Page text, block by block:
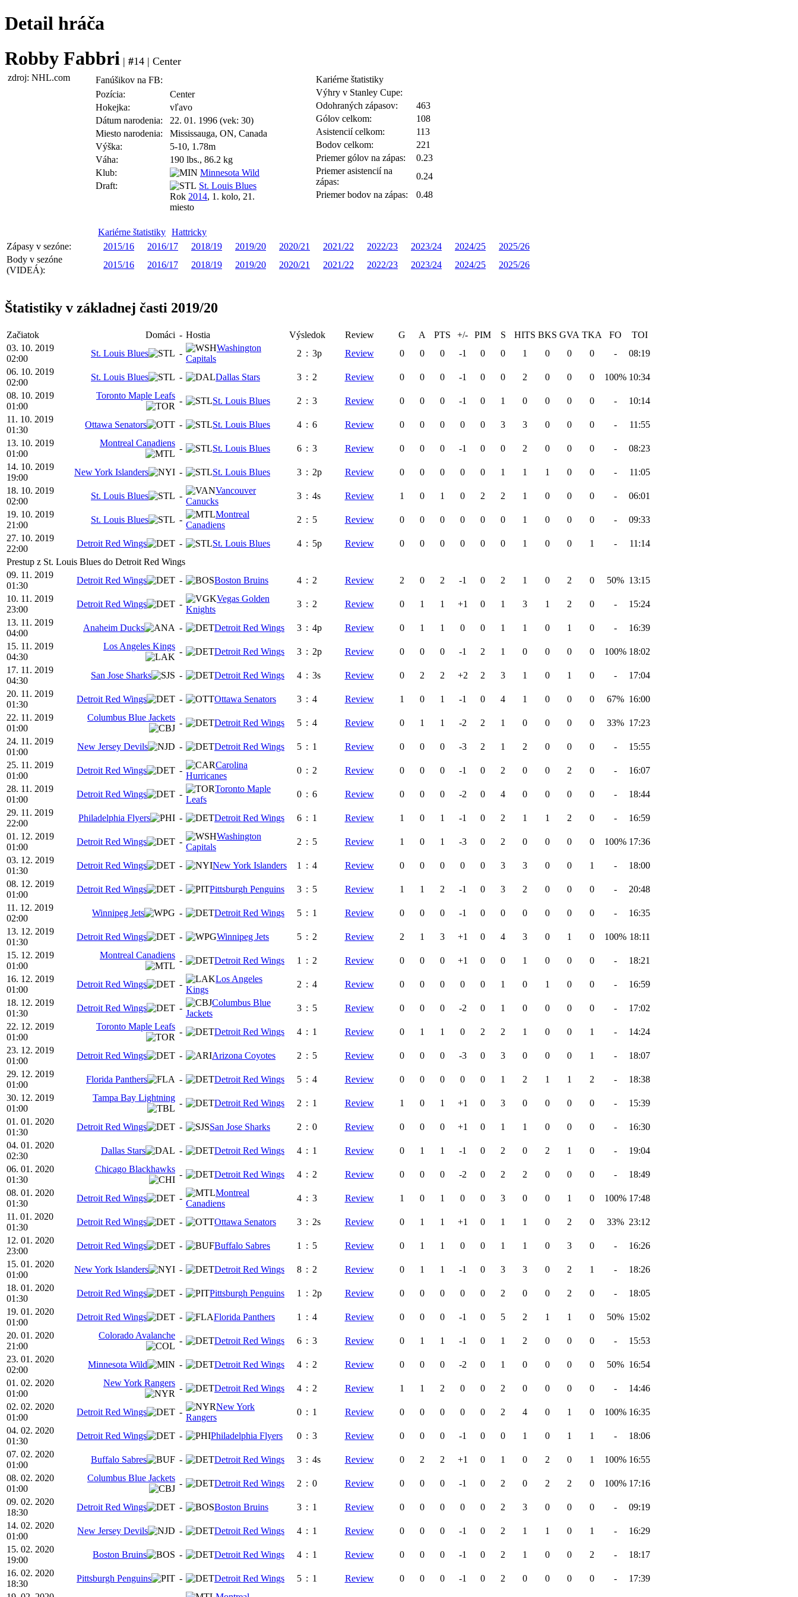
Detail hráča
Robby Fabbri | #14 | Center
zdroj: NHL.com
Fanúšikov na FB:
Pozícia:
Center
Hokejka:
vľavo
Dátum narodenia:
22. 01. 1996 (vek: 30)
Miesto narodenia:
Mississauga, ON, Canada
Výška:
5-10, 1.78m
Váha:
190 lbs., 86.2 kg
Klub:
Minnesota Wild
Draft:
St. Louis Blues
Rok 2014, 1. kolo, 21.
miesto
Kariérne štatistiky
Výhry v Stanley Cupe:
Odohraných zápasov:
463
Gólov celkom:
108
Asistencií celkom:
113
Bodov celkom:
221
Priemer gólov na zápas:
0.23
Priemer asistencií na
zápas:
0.24
Priemer bodov na zápas:
0.48
Kariérne štatistiky Hattricky
Zápasy v sezóne:
2015/16 2016/17 2018/19 2019/20 2020/21 2021/22 2022/23 2023/24 2024/25
2025/26
Body v sezóne
(VIDEÁ):
2015/16 2016/17 2018/19 2019/20 2020/21 2021/22 2022/23 2023/24 2024/25 2025/26
Štatistiky v základnej časti 2019/20
Začiatok Domáci - Hostia Výsledok Review G A PTS +/- PIM S HITS BKS GVA TKA FO
TOI
03. 10. 2019
02:00
St. Louis Blues -
Washington
Capitals
2 : 3p Review 0 0 0 -1 0 0 1 0 0 0 -
08:19
06. 10. 2019
02:00
St. Louis Blues - Dallas Stars 3 : 2 Review 0 0 0 -1 0 0 2 0 0 0 100% 10:34
08. 10. 2019
01:00
Toronto Maple Leafs
- St. Louis Blues 2 : 3 Review 0 0 0 -1 0 1 0 0 0 0 -
10:14
11. 10. 2019
01:30
Ottawa Senators - St. Louis Blues 4 : 6 Review 0 0 0 0 0 3 3 0 0 0 -
11:55
13. 10. 2019
01:00
Montreal Canadiens
- St. Louis Blues 6 : 3 Review 0 0 0 -1 0 0 2 0 0 0 -
08:23
14. 10. 2019
19:00
New York Islanders - St. Louis Blues 3 : 2p Review 0 0 0 0 0 1 1 1 0 0 -
11:05
18. 10. 2019
02:00
St. Louis Blues -
Vancouver
Canucks
3 : 4s Review 1 0 1 0 2 2 1 0 0 0 -
06:01
19. 10. 2019
21:00
St. Louis Blues -
Montreal
Canadiens
2 : 5 Review 0 0 0 0 0 0 1 0 0 0 -
09:33
27. 10. 2019
22:00
Detroit Red Wings - St. Louis Blues 4 : 5p Review 0 0 0 0 0 0 1 0 0 1 -
11:14
Prestup z St. Louis Blues do Detroit Red Wings
09. 11. 2019
01:30
Detroit Red Wings - Boston Bruins 4 : 2 Review 2 0 2 -1 0 2 1 0 2 0 50% 13:15
10. 11. 2019
23:00
Detroit Red Wings -
Vegas Golden
Knights
3 : 2 Review 0 1 1 +1 0 1 3 1 2 0 -
15:24
13. 11. 2019
04:00
Anaheim Ducks - Detroit Red Wings 3 : 4p Review 0 1 1 0 0 1 1 0 1 0 -
16:39
15. 11. 2019
04:30
Los Angeles Kings
- Detroit Red Wings 3 : 2p Review 0 0 0 -1 2 1 0 0 0 0 100% 18:02
17. 11. 2019
04:30
San Jose Sharks - Detroit Red Wings 4 : 3s Review 0 2 2 +2 2 3 1 0 1 0 -
17:04
20. 11. 2019
01:30
Detroit Red Wings - Ottawa Senators 3 : 4 Review 1 0 1 -1 0 4 1 0 0 0 67% 16:00
22. 11. 2019
01:00
Columbus Blue Jackets
- Detroit Red Wings 5 : 4 Review 0 1 1 -2 2 1 0 0 0 0 33% 17:23
24. 11. 2019
01:00
New Jersey Devils - Detroit Red Wings 5 : 1 Review 0 0 0 -3 2 1 2 0 0 0 -
15:55
25. 11. 2019
01:00
Detroit Red Wings -
Carolina
Hurricanes
0 : 2 Review 0 0 0 -1 0 2 0 0 2 0 -
16:07
28. 11. 2019
01:00
Detroit Red Wings -
Toronto Maple
Leafs
0 : 6 Review 0 0 0 -2 0 4 0 0 0 0 -
18:44
29. 11. 2019
22:00
Philadelphia Flyers - Detroit Red Wings 6 : 1 Review 1 0 1 -1 0 2 1 1 2 0 -
16:59
01. 12. 2019
01:00
Detroit Red Wings -
Washington
Capitals
2 : 5 Review 1 0 1 -3 0 2 0 0 0 0 100% 17:36
03. 12. 2019
01:30
Detroit Red Wings - New York Islanders 1 : 4 Review 0 0 0 0 0 3 3 0 0 1 -
18:00
08. 12. 2019
01:00
Detroit Red Wings - Pittsburgh Penguins 3 : 5 Review 1 1 2 -1 0 3 2 0 0 0 -
20:48
11. 12. 2019
02:00
Winnipeg Jets - Detroit Red Wings 5 : 1 Review 0 0 0 -1 0 0 0 0 0 0 -
16:35
13. 12. 2019
01:30
Detroit Red Wings - Winnipeg Jets 5 : 2 Review 2 1 3 +1 0 4 3 0 1 0 100% 18:11
15. 12. 2019
01:00
Montreal Canadiens
- Detroit Red Wings 1 : 2 Review 0 0 0 +1 0 0 1 0 0 0 -
18:21
16. 12. 2019
01:00
Detroit Red Wings -
Los Angeles
Kings
2 : 4 Review 0 0 0 0 0 1 0 1 0 0 -
16:59
18. 12. 2019
01:30
Detroit Red Wings -
Columbus Blue
Jackets
3 : 5 Review 0 0 0 -2 0 1 0 0 0 0 -
17:02
22. 12. 2019
01:00
Toronto Maple Leafs
- Detroit Red Wings 4 : 1 Review 0 1 1 0 2 2 1 0 0 1 -
14:24
23. 12. 2019
01:00
Detroit Red Wings - Arizona Coyotes 2 : 5 Review 0 0 0 -3 0 3 0 0 0 1 -
18:07
29. 12. 2019
01:00
Florida Panthers - Detroit Red Wings 5 : 4 Review 0 0 0 0 0 1 2 1 1 2 -
18:38
30. 12. 2019
01:00
Tampa Bay Lightning
- Detroit Red Wings 2 : 1 Review 1 0 1 +1 0 3 0 0 0 0 -
15:39
01. 01. 2020
01:30
Detroit Red Wings - San Jose Sharks 2 : 0 Review 0 0 0 +1 0 1 1 0 0 0 -
16:30
04. 01. 2020
02:30
Dallas Stars - Detroit Red Wings 4 : 1 Review 0 1 1 -1 0 2 0 2 1 0 -
19:04
06. 01. 2020
01:30
Chicago Blackhawks
- Detroit Red Wings 4 : 2 Review 0 0 0 -2 0 2 2 0 0 0 -
18:49
08. 01. 2020
01:30
Detroit Red Wings -
Montreal
Canadiens
4 : 3 Review 1 0 1 0 0 3 0 0 1 0 100% 17:48
11. 01. 2020
01:30
Detroit Red Wings - Ottawa Senators 3 : 2s Review 0 1 1 +1 0 1 1 0 2 0 33% 23:12
12. 01. 2020
23:00
Detroit Red Wings - Buffalo Sabres 1 : 5 Review 0 1 1 0 0 1 1 0 3 0 -
16:26
15. 01. 2020
01:00
New York Islanders - Detroit Red Wings 8 : 2 Review 0 1 1 -1 0 3 3 0 2 1 -
18:26
18. 01. 2020
01:30
Detroit Red Wings - Pittsburgh Penguins 1 : 2p Review 0 0 0 0 0 2 0 0 2 0 -
18:05
19. 01. 2020
01:00
Detroit Red Wings - Florida Panthers 1 : 4 Review 0 0 0 -1 0 5 2 1 1 0 50% 15:02
20. 01. 2020
21:00
Colorado Avalanche
- Detroit Red Wings 6 : 3 Review 0 1 1 -1 0 1 2 0 0 0 -
15:53
23. 01. 2020
02:00
Minnesota Wild - Detroit Red Wings 4 : 2 Review 0 0 0 -2 0 1 0 0 0 0 50% 16:54
01. 02. 2020
01:00
New York Rangers
- Detroit Red Wings 4 : 2 Review 1 1 2 0 0 2 0 0 0 0 -
14:46
02. 02. 2020
01:00
Detroit Red Wings -
New York
Rangers
0 : 1 Review 0 0 0 0 0 2 4 0 1 0 100% 16:35
04. 02. 2020
01:30
Detroit Red Wings - Philadelphia Flyers 0 : 3 Review 0 0 0 -1 0 0 1 0 1 1 -
18:06
07. 02. 2020
01:00
Buffalo Sabres - Detroit Red Wings 3 : 4s Review 0 2 2 +1 0 1 0 2 0 1 100% 16:55
08. 02. 2020
01:00
Columbus Blue Jackets
- Detroit Red Wings 2 : 0 Review 0 0 0 -1 0 2 0 2 2 0 100% 17:16
09. 02. 2020
18:30
Detroit Red Wings - Boston Bruins 3 : 1 Review 0 0 0 0 0 2 3 0 0 0 -
09:19
14. 02. 2020
01:00
New Jersey Devils - Detroit Red Wings 4 : 1 Review 0 0 0 -1 0 2 1 1 0 1 -
16:29
15. 02. 2020
19:00
Boston Bruins - Detroit Red Wings 4 : 1 Review 0 0 0 -1 0 2 1 0 0 2 -
18:17
16. 02. 2020
18:30
Pittsburgh Penguins - Detroit Red Wings 5 : 1 Review 0 0 0 -1 0 2 0 0 0 0 -
17:39